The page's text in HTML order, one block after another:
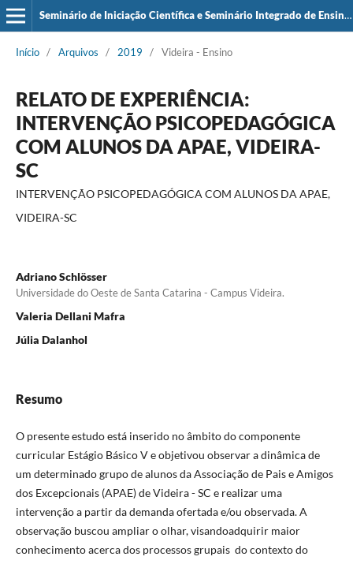
Seminário de Iniciação Científica e Seminário Integrado de Ensino, Pesquisa e Extensão (SIEPE)
Início / Arquivos / 2019 / Videira - Ensino
RELATO DE EXPERIÊNCIA:
INTERVENÇÃO PSICOPEDAGÓGICA
COM ALUNOS DA APAE, VIDEIRA-
SC
INTERVENÇÃO PSICOPEDAGÓGICA COM ALUNOS DA APAE,
VIDEIRA-SC
Adriano Schlösser
Universidade do Oeste de Santa Catarina - Campus Videira.
Valeria Dellani Mafra
Júlia Dalanhol
Resumo
O presente estudo está inserido no âmbito do componente
curricular Estágio Básico V e objetivou observar a dinâmica de
um determinado grupo de alunos da Associação de Pais e Amigos
dos Excepcionais (APAE) de Videira - SC e realizar uma
intervenção a partir da demanda ofertada e/ou observada. A
observação buscou ampliar o olhar, visandoadquirir maior
conhecimento acerca dos processos grupais do contexto do